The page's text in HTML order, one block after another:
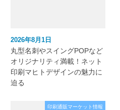
2026年8月1日
丸型名刺やスイングPOPなど
オリジナリティ満載！ネット
印刷マヒトデザインの魅力に
迫る
印刷通販マーケット情報